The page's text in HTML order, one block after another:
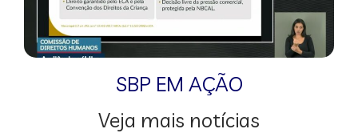
SBP EM AÇÃO
Veja mais notícias